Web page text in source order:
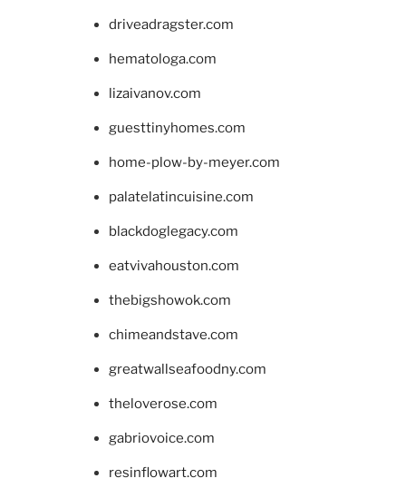
driveadragster.com
hematologa.com
lizaivanov.com
guesttinyhomes.com
home-plow-by-meyer.com
palatelatincuisine.com
blackdoglegacy.com
eatvivahouston.com
thebigshowok.com
chimeandstave.com
greatwallseafoodny.com
theloverose.com
gabriovoice.com
resinflowart.com